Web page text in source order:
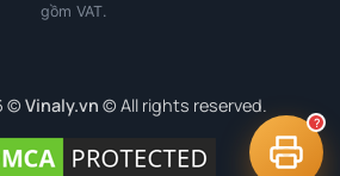
gồm VAT.
© Vinaly.vn © All rights reserved.
?